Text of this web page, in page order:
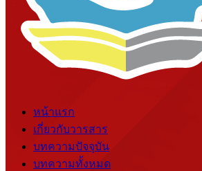
หน้าแรก
เกี่ยวกับวารสาร
บทความปัจจุบัน
บทความทั้งหมด